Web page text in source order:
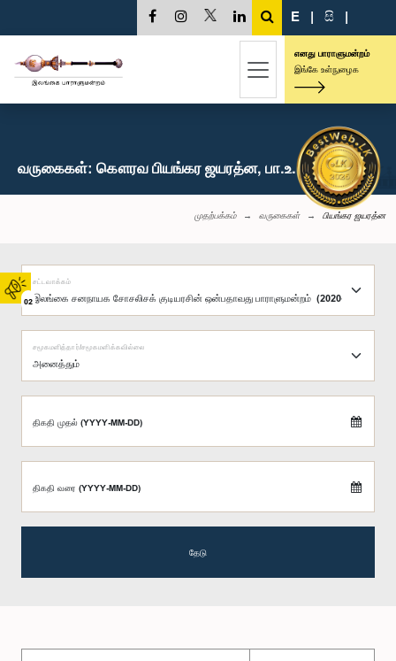
02
E | සි |
எனது பாராளுமன்றம்
இங்கே உள்நுழைக
வருகைகள்: கௌரவ பியங்கர ஜயரத்ன, பா.உ.
முதற்பக்கம் வருகைகள் பியங்கர ஜயரத்ன
சட்டவாக்கம்
சமூகமளித்தார்/சமூகமளிக்கவில்லை
திகதி முதல் (YYYY-MM-DD)
திகதி வரை (YYYY-MM-DD)
தேடு